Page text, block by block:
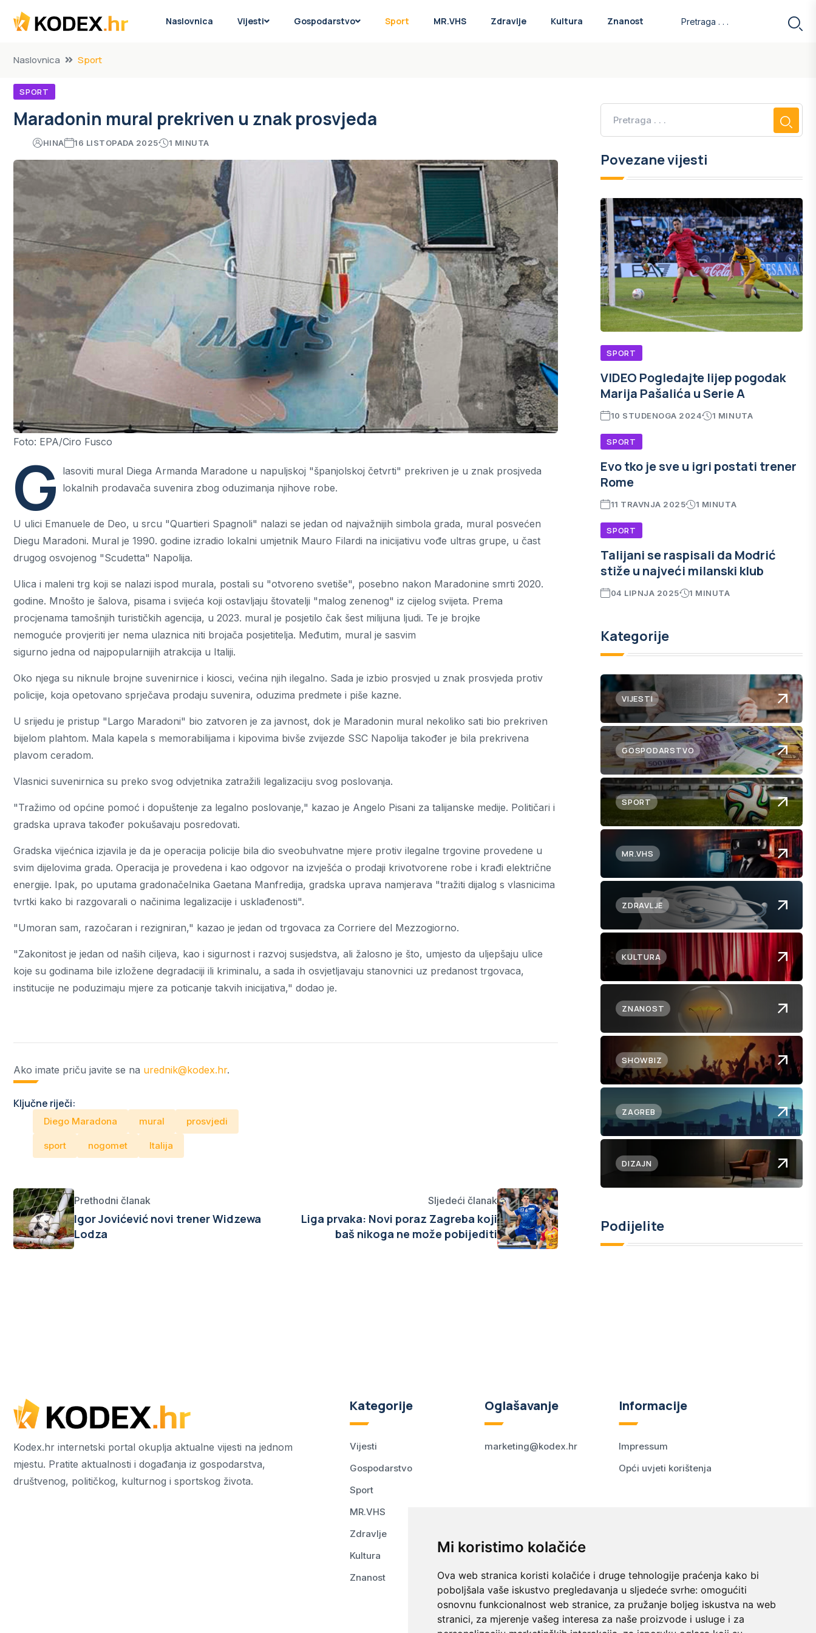
Mi koristimo kolačiće
Ova web stranica koristi kolačiće i druge tehnologije praćenja kako bi
poboljšala vaše iskustvo pregledavanja u sljedeće svrhe: omogućiti
osnovnu funkcionalnost web stranice, za pružanje boljeg iskustva na web
stranici, za mjerenje vašeg interesa za naše proizvode i usluge i za
Naslovnica Vijesti Gospodarstvo Sport MR.VHS Zdravlje Kultura Znanost
Naslovnica Sport
SPORT
Maradonin mural prekriven u znak prosvjeda
HINA 16 LISTOPADA 2025 1 MINUTA
Foto: EPA/Ciro Fusco
G lasoviti mural Diega Armanda Maradone u napuljskoj "španjolskoj četvrti" prekriven je u znak prosjveda
lokalnih prodavača suvenira zbog oduzimanja njihove robe.
U ulici Emanuele de Deo, u srcu "Quartieri Spagnoli" nalazi se jedan od najvažnijih simbola grada, mural posvećen
Diegu Maradoni. Mural je 1990. godine izradio lokalni umjetnik Mauro Filardi na inicijativu vođe ultras grupe, u čast
drugog osvojenog "Scudetta" Napolija.
Ulica i maleni trg koji se nalazi ispod murala, postali su "otvoreno svetiše", posebno nakon Maradonine smrti 2020.
godine. Mnošto je šalova, pisama i svijeća koji ostavljaju štovatelji "malog zenenog" iz cijelog svijeta. Prema
procjenama tamošnjih turističkih agencija, u 2023. mural je posjetilo čak šest milijuna ljudi. Te je brojke
nemoguće provjeriti jer nema ulaznica niti brojača posjetitelja. Međutim, mural je sasvim
sigurno jedna od najpopularnijih atrakcija u Italiji.
Oko njega su niknule brojne suvenirnice i kiosci, većina njih ilegalno. Sada je izbio prosvjed u znak prosvjeda protiv
policije, koja opetovano sprječava prodaju suvenira, oduzima predmete i piše kazne.
U srijedu je pristup "Largo Maradoni" bio zatvoren je za javnost, dok je Maradonin mural nekoliko sati bio prekriven
bijelom plahtom. Mala kapela s memorabilijama i kipovima bivše zvijezde SSC Napolija također je bila prekrivena
plavom ceradom.
Vlasnici suvenirnica su preko svog odvjetnika zatražili legalizaciju svog poslovanja.
"Tražimo od općine pomoć i dopuštenje za legalno poslovanje," kazao je Angelo Pisani za talijanske medije. Političari i
gradska uprava također pokušavaju posredovati.
Gradska vijećnica izjavila je da je operacija policije bila dio sveobuhvatne mjere protiv ilegalne trgovine provedene u
svim dijelovima grada. Operacija je provedena i kao odgovor na izvješća o prodaji krivotvorene robe i krađi električne
energije. Ipak, po uputama gradonačelnika Gaetana Manfredija, gradska uprava namjerava "tražiti dijalog s vlasnicima
tvrtki kako bi razgovarali o načinima legalizacije i usklađenosti".
"Umoran sam, razočaran i rezigniran," kazao je jedan od trgovaca za Corriere del Mezzogiorno.
"Zakonitost je jedan od naših ciljeva, kao i sigurnost i razvoj susjedstva, ali žalosno je što, umjesto da uljepšaju ulice
koje su godinama bile izložene degradaciji ili kriminalu, a sada ih osvjetljavaju stanovnici uz predanost trgovaca,
institucije ne poduzimaju mjere za poticanje takvih inicijativa," dodao je.
Ako imate priču javite se na urednik@kodex.hr.
Ključne riječi:
Diego Maradona mural prosvjedi
sport nogomet Italija
Prethodni članak
Igor Jovićević novi trener Widzewa
Lodza
Sljedeći članak
Liga prvaka: Novi poraz Zagreba koji
baš nikoga ne može pobijediti
Povezane vijesti
SPORT
VIDEO Pogledajte lijep pogodak
Marija Pašalića u Serie A
10 STUDENOGA 2024 1 MINUTA
SPORT
Evo tko je sve u igri postati trener
Rome
11 TRAVNJA 2025 1 MINUTA
SPORT
Talijani se raspisali da Modrić
stiže u najveći milanski klub
04 LIPNJA 2025 1 MINUTA
Kategorije
VIJESTI
GOSPODARSTVO
SPORT
MR.VHS
ZDRAVLJE
KULTURA
ZNANOST
SHOWBIZ
ZAGREB
DIZAJN
Podijelite
Kodex.hr internetski portal okuplja aktualne vijesti na jednom
mjestu. Pratite aktualnosti i događanja iz gospodarstva,
društvenog, političkog, kulturnog i sportskog života.
Kategorije
Vijesti
Gospodarstvo
Sport
MR.VHS
Zdravlje
Kultura
Znanost
Oglašavanje
marketing@kodex.hr
Informacije
Impressum
Opći uvjeti korištenja